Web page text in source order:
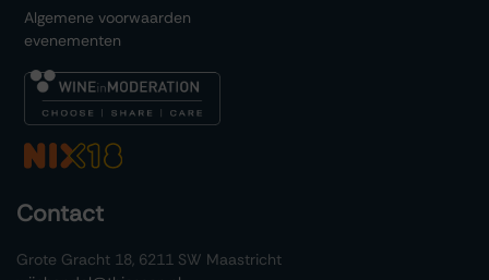
Algemene voorwaarden
evenementen
Contact
Grote Gracht 18, 6211 SW Maastricht